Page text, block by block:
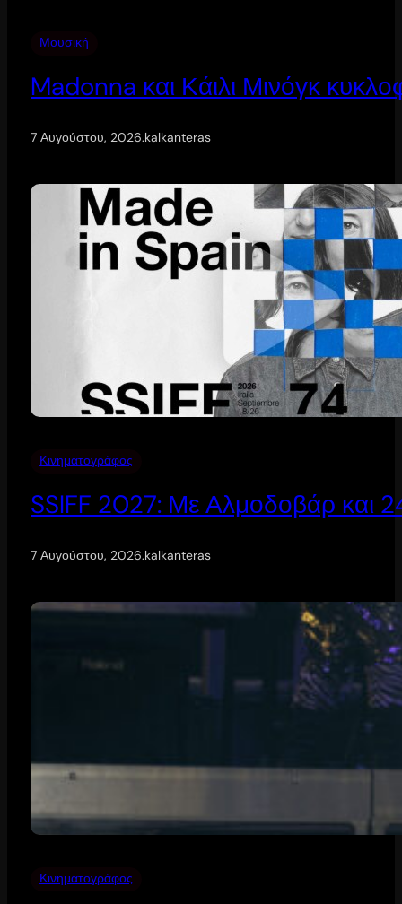
Μουσική
Madonna και Κάιλι Μινόγκ
7 Αυγούστου, 2026.kalkanteras
Κινηματογράφος
SSIFF 2027: Με Αλμοδοβάρ και 24
7 Αυγούστου, 2026.kalkanteras
Κινηματογράφος